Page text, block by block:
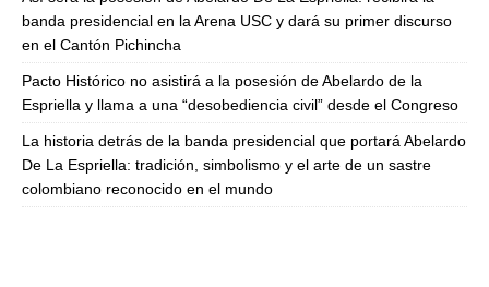
banda presidencial en la Arena USC y dará su primer discurso
en el Cantón Pichincha
Pacto Histórico no asistirá a la posesión de Abelardo de la
Espriella y llama a una “desobediencia civil” desde el Congreso
La historia detrás de la banda presidencial que portará Abelardo
De La Espriella: tradición, simbolismo y el arte de un sastre
colombiano reconocido en el mundo